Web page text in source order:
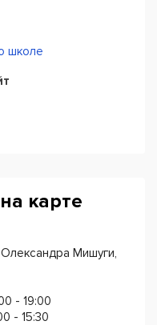
постоянно
работы
под уровень
Работа
отрабатывается в
к реальным
своего
школе
карте
Олександра Мишуги,
- 19:00
- 15:30